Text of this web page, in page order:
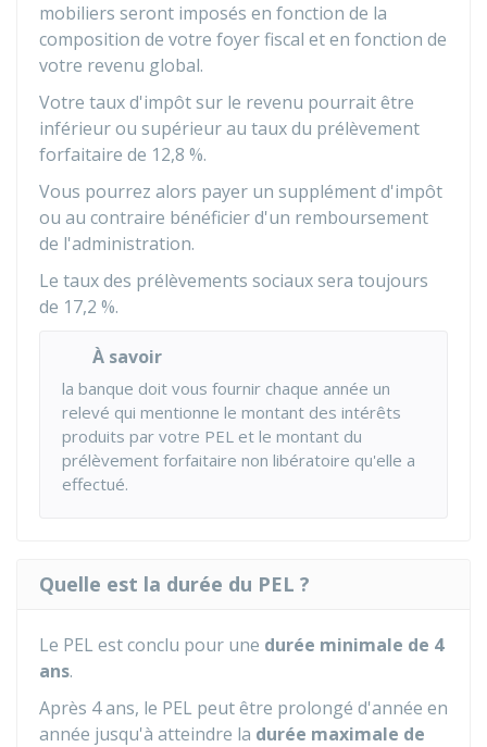
mobiliers seront imposés en fonction de la
composition de votre foyer fiscal et en fonction de
votre revenu global.
Votre taux d'impôt sur le revenu pourrait être
inférieur ou supérieur au taux du prélèvement
forfaitaire de 12,8 %.
Vous pourrez alors payer un supplément d'impôt
ou au contraire bénéficier d'un remboursement
de l'administration.
Le taux des prélèvements sociaux sera toujours
de 17,2 %.
À savoir
la banque doit vous fournir chaque année un
relevé qui mentionne le montant des intérêts
produits par votre PEL et le montant du
prélèvement forfaitaire non libératoire qu'elle a
effectué.
Quelle est la durée du PEL ?
Le PEL est conclu pour une durée minimale de 4
ans.
Après 4 ans, le PEL peut être prolongé d'année en
année jusqu'à atteindre la durée maximale de